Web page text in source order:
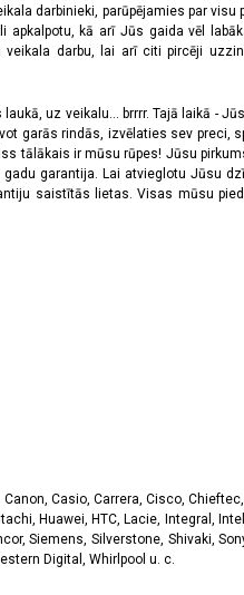
darbinieki, parūpējamies par visu
kā arī Jūs gaida vēl
darbu, lai arī citi pircēji
uz veikalu... brrrr. Tajā laikā -
garās rindās, izvēlaties sev preci,
tālākais ir mūsu rūpes! Jūsu
garantija. Lai atvieglotu Jūsu
saistītās lietas. Visas mūsu
Casio, Carrera, Cisco,
Huawei, HTC, Lacie, Integral,
Siemens, Silverstone, Shivaki,
Digital, Whirlpool u. c.